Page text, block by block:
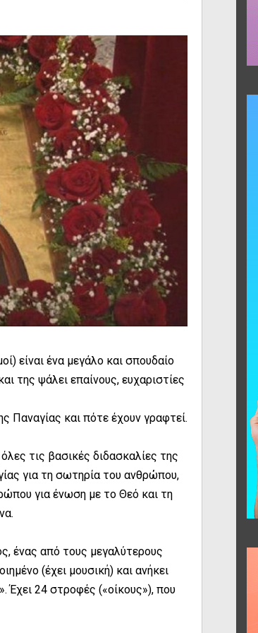
είναι ένα μεγάλο και σπουδαίο
της ψάλει επαίνους, ευχαριστίες
Παναγίας και πότε έχουν γραφτεί.
τις βασικές διδασκαλίες της
για τη σωτηρία του ανθρώπου,
για ένωση με το Θεό και τη
ένας από τους μεγαλύτερους
(έχει μουσική) και ανήκει
Έχει 24 στροφές («οίκους»), που